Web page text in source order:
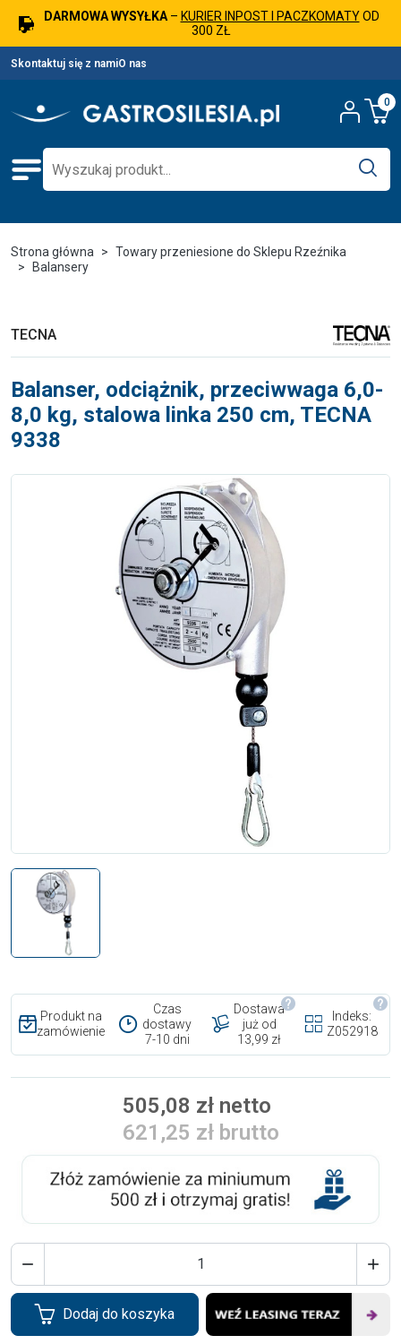
DARMOWA WYSYŁKA– KURIER INPOST I PACZKOMATYOD
300 ZŁ
Skontaktuj się z namiO nas
0
Strona główna
Towary przeniesione do Sklepu Rzeźnika
Balansery
TECNA
Balanser, odciążnik, przeciwwaga 6,0-
8,0 kg, stalowa linka 250 cm, TECNA
9338
Produkt na
zamówienie
Czas
dostawy
7-10 dni
Dostawa
już od
13,99 zł
Indeks:
Z052918
505,08 zł netto
621,25 zł brutto
 
Dodaj do koszyka